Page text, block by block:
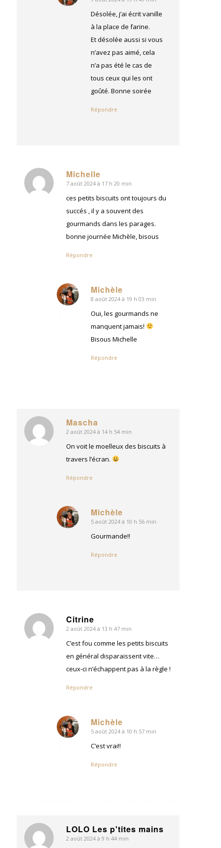
Désolée, j’ai écrit vanille
à la place de farine.
Et désolée aussi si vous
n’avez pas aimé, cela
n’a pas été le cas de
tous ceux qui les ont
goûté. Bonne soirée
Répondre
Michelle
dit
:
7 août 2024 à 17 h 20 min
ces petits biscuits ont toujours du
succés , il y a souvent des
gourmands dans les parages.
bonne journée Michèle, bisous
Répondre
Michèle
dit
8 août 2024 à 19 h 03 min
Oui, les gourmands ne
manquent jamais!
Bisous Michelle
Répondre
Mascha
dit
:
2 août 2024 à 14 h 54 min
On voit le moelleux des biscuits à
travers l’écran.
Répondre
Michèle
dit
5 août 2024 à 10 h 56 min
Gourmande!!
Répondre
Citrine
dit
2 août 2024 à 13 h 47 min
C’est fou comme les petits biscuits
en général disparaissent vite…
ceux-ci n’échappent pas à la règle !
Répondre
Michèle
dit
5 août 2024 à 10 h 57 min
C’est vrai!!
Répondre
LOLO Les p'tites mains
dit
2 août 2024 à 9 h 44 min